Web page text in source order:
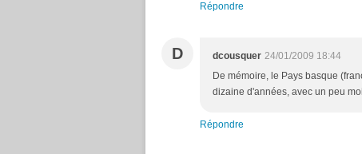
Répondre
D dcousquer 24/01/2009 18:44
De mémoire, le Pays basque
dizaine d'années, avec un peu
Répondre